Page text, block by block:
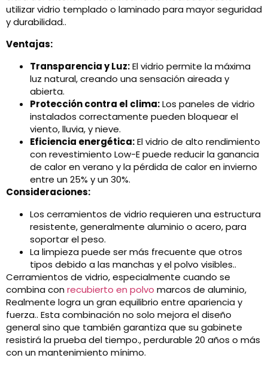
utilizar vidrio templado o laminado para mayor seguridad
y durabilidad..
Ventajas:
Transparencia y Luz:El vidrio permite la máxima
luz natural, creando una sensación aireada y
abierta.
Protección contra el clima:Los paneles de vidrio
instalados correctamente pueden bloquear el
viento, lluvia, y nieve.
Eficiencia energética:El vidrio de alto rendimiento
con revestimiento Low-E puede reducir la ganancia
de calor en verano y la pérdida de calor en invierno
entre un 25% y un 30%.
Consideraciones:
Los cerramientos de vidrio requieren una estructura
resistente, generalmente aluminio o acero, para
soportar el peso.
La limpieza puede ser más frecuente que otros
tipos debido a las manchas y el polvo visibles..
Cerramientos de vidrio, especialmente cuando se
combina con recubierto en polvo marcos de aluminio,
Realmente logra un gran equilibrio entre apariencia y
fuerza.. Esta combinación no solo mejora el diseño
general sino que también garantiza que su gabinete
resistirá la prueba del tiempo., perdurable 20 años o más
con un mantenimiento mínimo.